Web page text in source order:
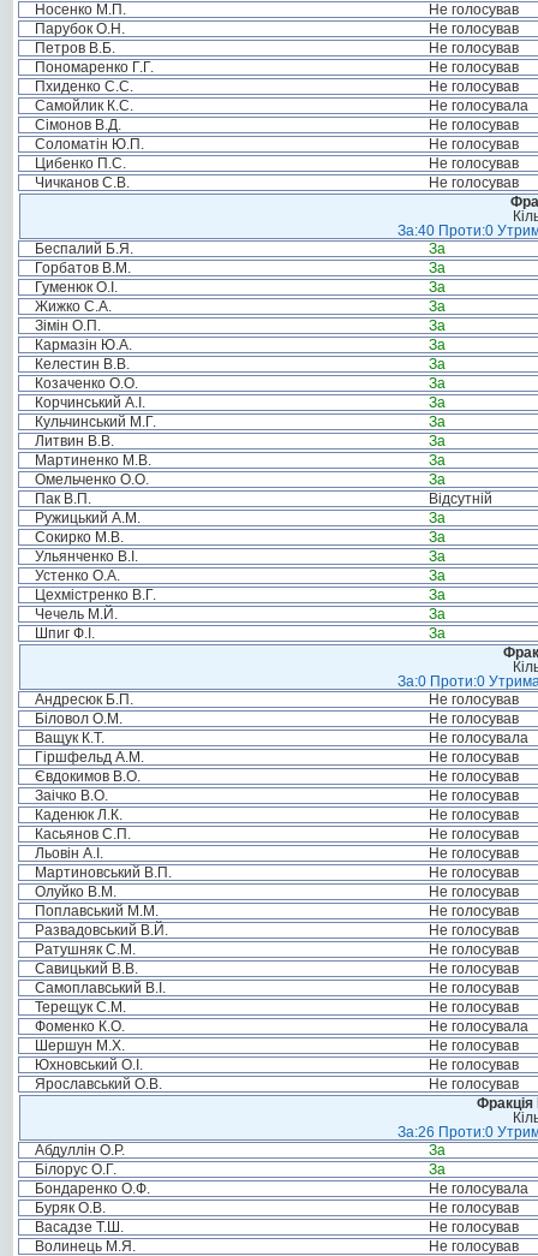
Носенко М.П.
Не голосував
Парубок О.Н.
Не голосував
Петров В.Б.
Не голосував
Пономаренко Г.Г.
Не голосував
Пхиденко С.С.
Не голосував
Самойлик К.С.
Не голосувала
Сімонов В.Д.
Не голосував
Соломатін Ю.П.
Не голосував
Цибенко П.С.
Не голосував
Чичканов С.В.
Не голосував
За:40 Проти:0
Беспалий Б.Я.
За
Горбатов В.М.
За
Гуменюк О.І.
За
Жижко С.А.
За
Зімін О.П.
За
Кармазін Ю.А.
За
Келестин В.В.
За
Козаченко О.О.
За
Корчинський А.І.
За
Кульчинський М.Г.
За
Литвин В.В.
За
Мартиненко М.В.
За
Омельченко О.О.
За
Пак В.П.
Відсутній
Ружицький А.М.
За
Сокирко М.В.
За
Ульянченко В.І.
За
Устенко О.А.
За
Цехмістренко В.Г.
За
Чечель М.Й.
За
Шпиг Ф.І.
За
За:0 Проти:0
Андресюк Б.П.
Не голосував
Біловол О.М.
Не голосував
Ващук К.Т.
Не голосувала
Гіршфельд А.М.
Не голосував
Євдокимов В.О.
Не голосував
Заічко В.О.
Не голосував
Каденюк Л.К.
Не голосував
Касьянов С.П.
Не голосував
Льовін А.І.
Не голосував
Мартиновський В.П.
Не голосував
Олуйко В.М.
Не голосував
Поплавський М.М.
Не голосував
Развадовський В.Й.
Не голосував
Ратушняк С.М.
Не голосував
Савицький В.В.
Не голосував
Самоплавський В.І.
Не голосував
Терещук С.М.
Не голосував
Фоменко К.О.
Не голосувала
Шершун М.Х.
Не голосував
Юхновський О.І.
Не голосував
Ярославський О.В.
Не голосував
За:26 Проти:0
Абдуллін О.Р.
За
Білорус О.Г.
За
Бондаренко О.Ф.
Не голосувала
Буряк О.В.
Не голосував
Васадзе Т.Ш.
Не голосував
Волинець М.Я.
Не голосував